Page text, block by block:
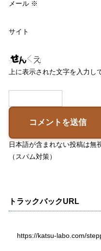
メール ※
サイト
上に表示された文字を入力し
日本語が含まれない投稿は無
（スパム対策）
トラックバックURL
https://katsu-labo.com/